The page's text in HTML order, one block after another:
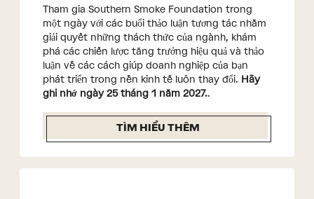
Tham gia Southern Smoke Foundation trong
một ngày với các buổi thảo luận tương tác nhằm
giải quyết những thách thức của ngành, khám
phá các chiến lược tăng trưởng hiệu quả và thảo
luận về các cách giúp doanh nghiệp của bạn
phát triển trong nền kinh tế luôn thay đổi. Hãy
ghi nhớ ngày 25 tháng 1 năm 2027..
TÌM HIỂU THÊM